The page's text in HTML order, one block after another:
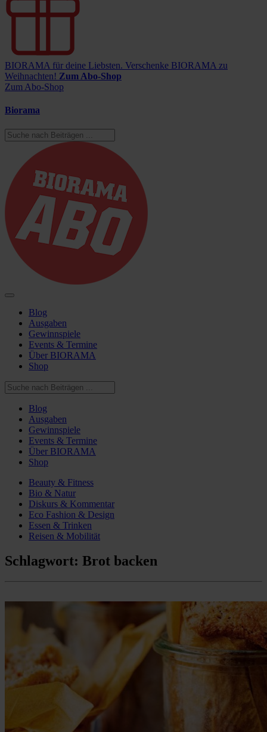
BIORAMA für deine Liebsten. Verschenke BIORAMA zu
Weihnachten! Zum Abo-Shop
Zum Abo-Shop
Biorama
Blog
Ausgaben
Gewinnspiele
Events & Termine
Über BIORAMA
Shop
Blog
Ausgaben
Gewinnspiele
Events & Termine
Über BIORAMA
Shop
Beauty & Fitness
Bio & Natur
Diskurs & Kommentar
Eco Fashion & Design
Essen & Trinken
Reisen & Mobilität
Schlagwort: Brot backen